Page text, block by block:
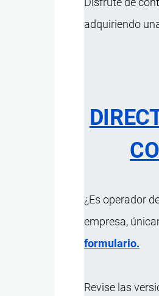
adquiriendo
¿Es operador
empresa,
formulario.
Revise las